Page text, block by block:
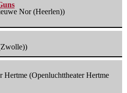
Nor (Heerlen))
Hertme (Openluchttheater Hertme